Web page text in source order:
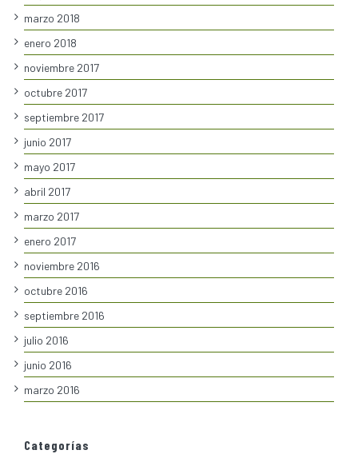
marzo 2018
enero 2018
noviembre 2017
octubre 2017
septiembre 2017
junio 2017
mayo 2017
abril 2017
marzo 2017
enero 2017
noviembre 2016
octubre 2016
septiembre 2016
julio 2016
junio 2016
marzo 2016
Categorías